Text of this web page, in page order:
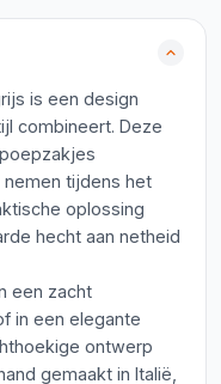
is een design
combineert. Deze
tijdens het
oplossing
hecht aan netheid
een zacht
in een elegante
ontwerp
gemaakt in Italië,